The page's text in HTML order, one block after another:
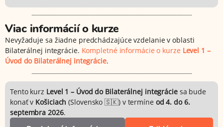
Viac informácií o kurze
Nevyžaduje sa žiadne predchádzajúce vzdelanie v oblasti
Bilaterálnej integrácie. Kompletné informácie o kurze Level 1 –
Úvod do Bilaterálnej integrácie.
Tento kurz Level 1 – Úvod do Bilaterálnej integráciesa bude
konať v Košiciach(Slovensko 🇸🇰) v termíne od 4. do 6.
septembra 2026.